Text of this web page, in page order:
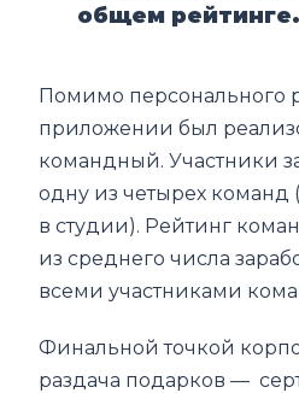
общем рейтинге.
Помимо персонального
приложении был
командный. Участники
одну из четырех команд
в студии). Рейтинг
из среднего числа
всеми участниками
Финальной точкой
раздача подарков —